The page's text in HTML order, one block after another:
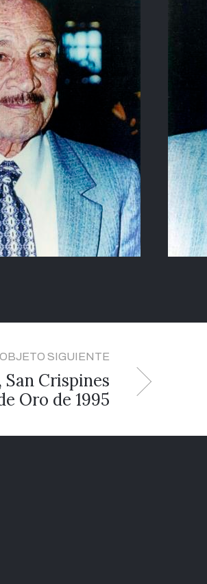
OBJETO SIGUIENTE
Crispines
Oro de 1995